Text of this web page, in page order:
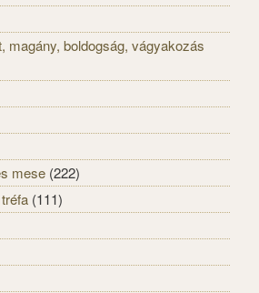
magány, boldogság, vágyakozás
mese (222)
(111)